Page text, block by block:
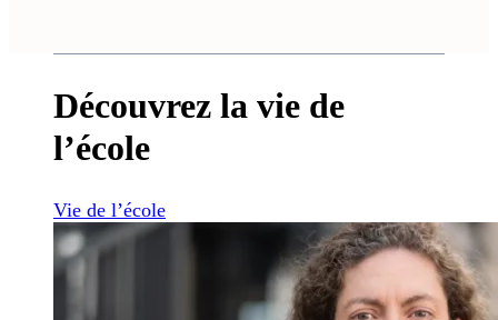
Découvrez la vie de
l’école
Vie de l’école